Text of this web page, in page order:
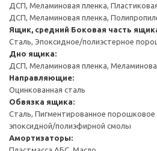
ДСП, Меламиновая пленка,
ДСП, Меламиновая пленка,
Ящик, средний Боковая часть
Сталь, Эпоксидное/полиэстерное
Дно ящика:
ДСП, Меламиновая пленка,
Направляющие:
Оцинкованная сталь
Обвязка ящика:
Сталь, Пигментированное порошковое
эпоксидной/полиэфирной смолы
Амортизаторы: